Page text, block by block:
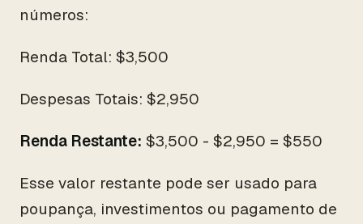
números:
Renda Total: $3,500
Despesas Totais: $2,950
Renda Restante: $3,500 - $2,950 = $550
Esse valor restante pode ser usado para
poupança, investimentos ou pagamento de